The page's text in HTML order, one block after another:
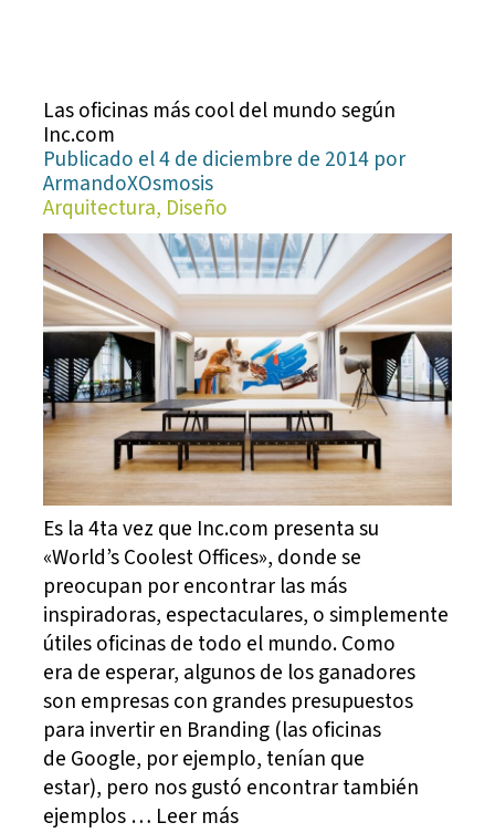
Las oficinas más cool del mundo según
Inc.com
Publicado el 4 de diciembre de 2014 por
ArmandoXOsmosis
Arquitectura, Diseño
Es la 4ta vez que Inc.com presenta su
«World’s Coolest Offices», donde se
preocupan por encontrar las más
inspiradoras, espectaculares, o simplemente
útiles oficinas de todo el mundo. Como
era de esperar, algunos de los ganadores
son empresas con grandes presupuestos
para invertir en Branding (las oficinas
de Google, por ejemplo, tenían que
estar), pero nos gustó encontrar también
ejemplos … Leer más